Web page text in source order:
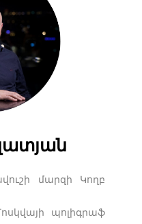
մարզի Կողբ
պոլիգրաֆ